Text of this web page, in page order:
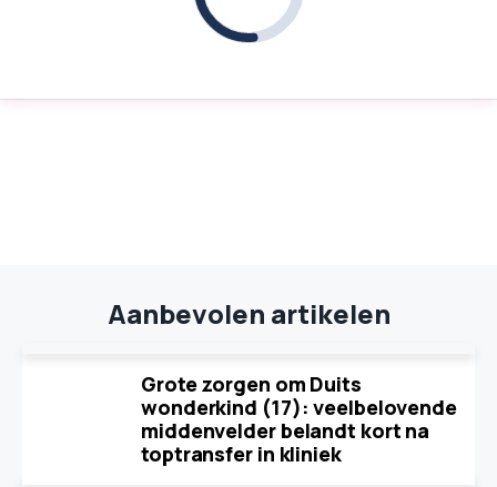
Aanbevolen artikelen
Grote zorgen om Duits
wonderkind (17): veelbelovende
middenvelder belandt kort na
toptransfer in kliniek